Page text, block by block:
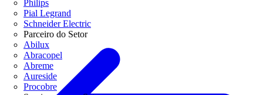
Philips
Pial Legrand
Schneider Electric
Parceiro do Setor
Abilux
Abracopel
Abreme
Aureside
Procobre